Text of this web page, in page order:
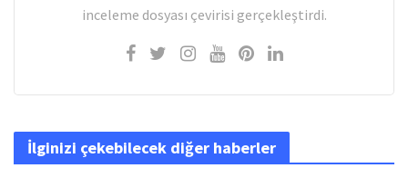
inceleme dosyası çevirisi gerçekleştirdi.
İlginizi çekebilecek diğer haberler